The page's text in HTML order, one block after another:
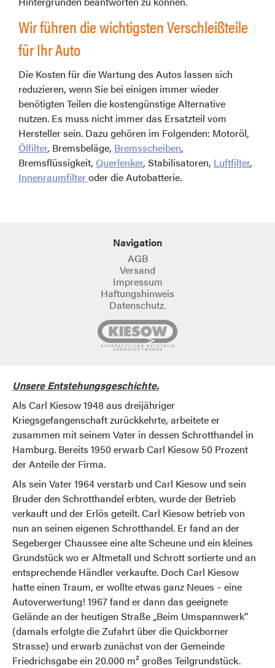
Wir führen die wichtigsten Verschleißteile
für Ihr Auto
Die Kosten für die Wartung des Autos lassen sich
reduzieren, wenn Sie bei einigen immer wieder
benötigten Teilen die kostengünstige Alternative
nutzen. Es muss nicht immer das Ersatzteil vom
Hersteller sein. Dazu gehören im Folgenden: Motoröl,
Ölfilter, Bremsbeläge, Bremsscheiben,
Bremsflüssigkeit, Querlenker, Stabilisatoren, Luftfilter,
Innenraumfilteroder die Autobatterie.
Navigation
AGB
Versand
Impressum
Haftungshinweis
Datenschutz.
Unsere Entstehungsgeschichte.
Als Carl Kiesow 1948 aus dreijähriger
Kriegsgefangenschaft zurückkehrte, arbeitete er
zusammen mit seinem Vater in dessen Schrotthandel in
Hamburg. Bereits 1950 erwarb Carl Kiesow 50 Prozent
der Anteile der Firma.
Als sein Vater 1964 verstarb und Carl Kiesow und sein
Bruder den Schrotthandel erbten, wurde der Betrieb
verkauft und der Erlös geteilt. Carl Kiesow betrieb von
nun an seinen eigenen Schrotthandel. Er fand an der
Segeberger Chaussee eine alte Scheune und ein kleines
Grundstück wo er Altmetall und Schrott sortierte und an
entsprechende Händler verkaufte. Doch Carl Kiesow
hatte einen Traum, er wollte etwas ganz Neues – eine
Autoverwertung! 1967 fand er dann das geeignete
Gelände an der heutigen Straße „Beim Umspannwerk“
(damals erfolgte die Zufahrt über die Quickborner
Strasse) und erwarb zunächst von der Gemeinde
Friedrichsgabe ein 20.000 m² großes Teilgrundstück.